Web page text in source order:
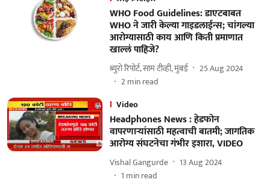
WHO Food Guidelines: डाएटबाबत
WHO ने जारी केल्या गाइडलाईन्स; चांगल्या
आरोग्यासाठी काय आणि किती प्रमाणात
खाल्लं पाहिजे?
ब्युरो रिपोर्ट, साम टीव्ही, मुंबई
25 Aug 2024
2min read
Video
Headphones News : हेडफोन
वापरणाऱ्यांसाठी महत्वाची बातमी; जागतिक
आरोग्य संघटनेचा गंभीर इशारा, VIDEO
Vishal Gangurde
13 Aug 2024
1 min read